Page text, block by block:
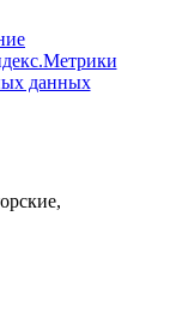
данных